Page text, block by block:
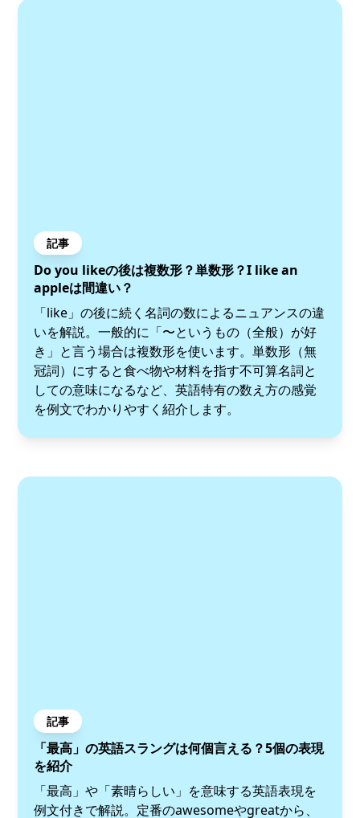
記事
Do you likeの後は複数形？単数形？I like an
appleは間違い？
「like」の後に続く名詞の数によるニュアンスの違
いを解説。一般的に「〜というもの（全般）が好
き」と言う場合は複数形を使います。単数形（無
冠詞）にすると食べ物や材料を指す不可算名詞と
しての意味になるなど、英語特有の数え方の感覚
を例文でわかりやすく紹介します。
記事
「最高」の英語スラングは何個言える？5個の表現
を紹介
「最高」や「素晴らしい」を意味する英語表現を
例文付きで解説。定番のawesomeやgreatから、